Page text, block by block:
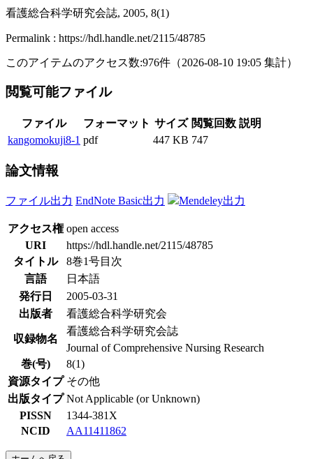
看護総合科学研究会誌, 2005, 8(1)
Permalink : https://hdl.handle.net/2115/48785
このアイテムのアクセス数:976件 （2026-08-10 19:05 集計）
閲覧可能ファイル
ファイル フォーマット サイズ 閲覧回数 説明
kangomokuji8-1 pdf 447 KB 747
論文情報
ファイル出力 EndNote Basic出力 Mendeley出力
アクセス権 open access
URI
https://hdl.handle.net/2115/48785
タイトル
8巻1号目次
言語
日本語
発行日
2005-03-31
出版者
看護総合科学研究会
収録物名
看護総合科学研究会誌
Journal of Comprehensive Nursing Research
巻(号)
8(1)
資源タイプ その他
出版タイプ Not Applicable (or Unknown)
PISSN
1344-381X
NCID
AA11411862